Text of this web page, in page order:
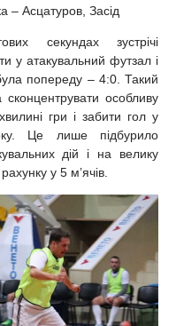
– Асцатуров, Засід
секундах зустрічі
у атакувальний футзал і
була попереду – 4:0. Такий
сконцентрувати особливу
гри і забити гол у
Це лише підбурило
дій і на велику
у 5 м’ячів.